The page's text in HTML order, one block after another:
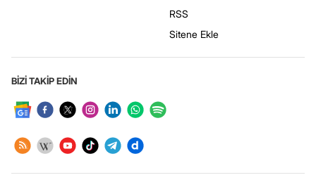
RSS
Sitene Ekle
BİZİ TAKİP EDİN